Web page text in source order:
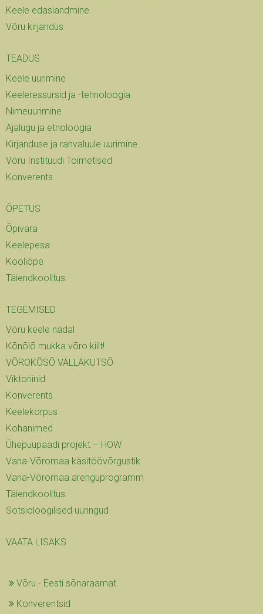
Keele edasiandmine
Võru kirjandus
TEADUS
Keele uurimine
Keeleressursid ja -tehnoloogia
Nimeuurimine
Ajalugu ja etnoloogia
Kirjanduse ja rahvaluule uurimine
Võru Instituudi Toimetised
Konverents
ÕPETUS
Õpivara
Keelepesa
Kooliõpe
Täiendkoolitus
TEGEMISED
Võru keele nädal
Kõnõlõ mukka võro kiilt!
VÕROKÕSÕ VÄLLÄKUTSÕ
Viktoriinid
Konverents
Keelekorpus
Kohanimed
Ühepuupaadi projekt – HOW
Vana-Võromaa käsitöövõrgustik
Vana-Võromaa arenguprogramm
Täiendkoolitus
Sotsioloogilised uuringud
VAATA LISAKS
Võru - Eesti sõnaraamat
Konverentsid